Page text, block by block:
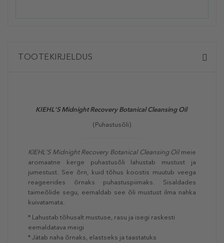
TOOTEKIRJELDUS
KIEHL'S Midnight Recovery Botanical Cleansing Oil
(Puhastusõli)
KIEHL'S Midnight Recovery Botanical Cleansing Oil meie
aromaatne kerge puhastusõli lahustab mustust ja
jumestust. See õrn, kuid tõhus koostis muutub veega
reageerides õrnaks puhastuspiimaks. Sisaldades
taimeõlide segu, eemaldab see õli mustust ilma nahka
kuivatamata.
* Lahustab tõhusalt mustuse, rasu ja isegi raskesti
eemaldatava meigi
* Jätab naha õrnaks, elastseks ja taastatuks